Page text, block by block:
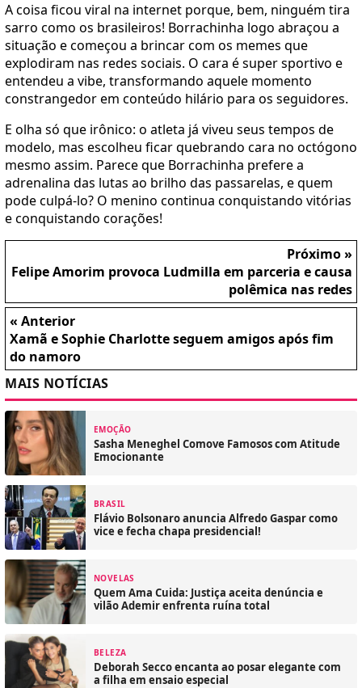
A coisa ficou viral na internet porque, bem, ninguém tira
sarro como os brasileiros! Borrachinha logo abraçou a
situação e começou a brincar com os memes que
explodiram nas redes sociais. O cara é super sportivo e
entendeu a vibe, transformando aquele momento
constrangedor em conteúdo hilário para os seguidores.
E olha só que irônico: o atleta já viveu seus tempos de
modelo, mas escolheu ficar quebrando cara no octógono
mesmo assim. Parece que Borrachinha prefere a
adrenalina das lutas ao brilho das passarelas, e quem
pode culpá-lo? O menino continua conquistando vitórias
e conquistando corações!
Próximo »
Felipe Amorim provoca Ludmilla em parceria e causa
polêmica nas redes
« Anterior
Xamã e Sophie Charlotte seguem amigos após fim
do namoro
MAIS NOTÍCIAS
EMOÇÃO
Sasha Meneghel Comove Famosos com Atitude
Emocionante
BRASIL
Flávio Bolsonaro anuncia Alfredo Gaspar como
vice e fecha chapa presidencial!
NOVELAS
Quem Ama Cuida: Justiça aceita denúncia e
vilão Ademir enfrenta ruína total
BELEZA
Deborah Secco encanta ao posar elegante com
a filha em ensaio especial